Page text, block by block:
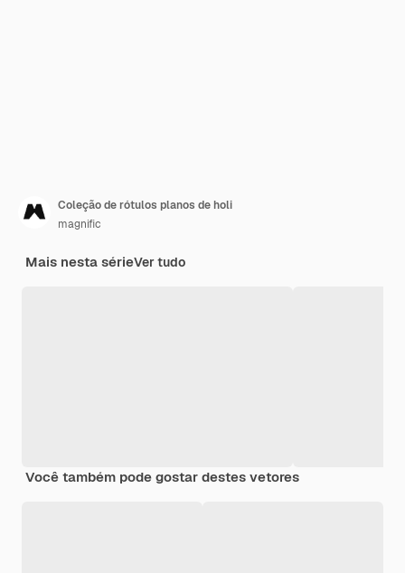
Coleção de rótulos planos de holi
magnific
Mais nesta sérieVer tudo
Você também pode gostar destes vetores